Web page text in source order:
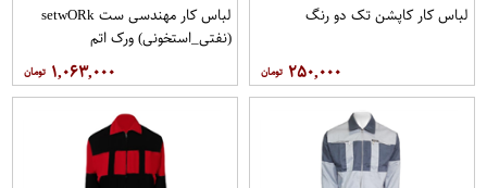
لباس کار کاپشن تک دو رنگ
۲۵۰,۰۰۰
لباس کار مهندسی ست setwO​Rk
(نفتی_استخونی) ورک اتم
۱,۰۶۳,۰۰۰